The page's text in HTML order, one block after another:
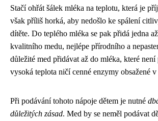
Stačí ohřát šálek mléka na teplotu, která je
však příliš horká, aby nedošlo ke spálení
dítěte. Do teplého mléka se pak přidá jedna
kvalitního medu, nejlépe přírodního a
důležité med přidávat až do mléka, které
vysoká teplota ničí cenné enzymy obsažené v
Při podávání tohoto nápoje dětem je nutné
důležitých zásad. Med by se neměl podávat